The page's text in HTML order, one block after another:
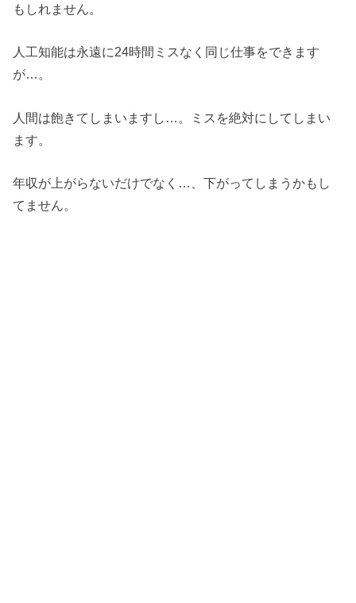
もしれません。
人工知能は永遠に24時間ミスなく同じ仕事をできます
が…。
人間は飽きてしまいますし…。ミスを絶対にしてしまい
ます。
年収が上がらないだけでなく…、下がってしまうかもし
てません。